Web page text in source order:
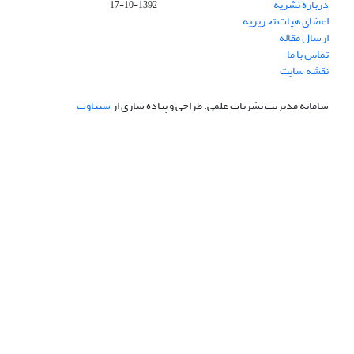
درباره نشریه
اعضای هیات تحریریه
ارسال مقاله
تماس با ما
نقشه سایت
1392-10-17
سامانه مدیریت نشریات علمی.طراحی و پیاده سازی ازسیناوب